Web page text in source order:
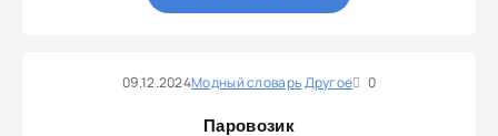
09.12.2024Модный словарьДругое 0
Паровозик